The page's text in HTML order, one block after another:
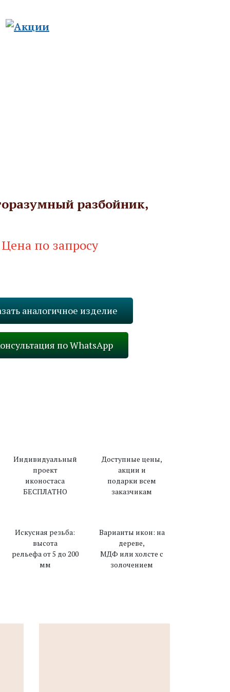
разбойник,
Цена по запросу
аналогичное изделие
по WhatsApp
Индивидуальный
проект
иконостаса
БЕСПЛАТНО
Доступные цены,
акции и
подарки всем
заказчикам
Искусная резьба:
высота
рельефа от 5 до 200
мм
Варианты икон: на
дереве,
МДФ или холсте с
золочением